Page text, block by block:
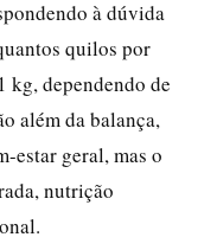
à dúvida
quilos por
kg, dependendo de
além da balança,
estar geral, mas o
nutrição